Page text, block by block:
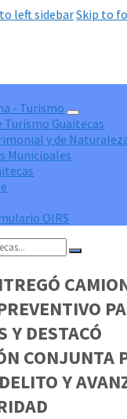
left sidebarSkip to
- Turismo
Turismo Guaitecas
y de
Municipales
OIRS
Y DESTACÓ
CONJUNTA
Y